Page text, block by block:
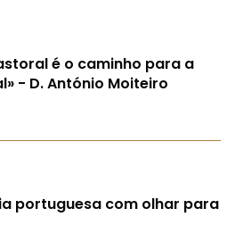
é o caminho para a
- D. António Moiteiro
portuguesa com olhar para